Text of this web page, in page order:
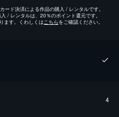
ド決済による作品の購入 / レンタルです。
/ レンタルは、20％のポイント還元です。
ます。くわしくはこちらをご確認ください。
4